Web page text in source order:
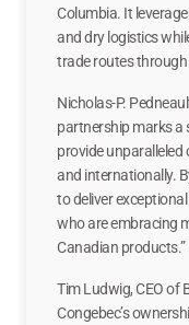
Columbia. It
and dry logistics
trade routes through
Nicholas-P.
partnership marks a
provide
and internationally.
to deliver
who are embracing
Canadian products.”
Tim Ludwig, CEO of
Congebec’s